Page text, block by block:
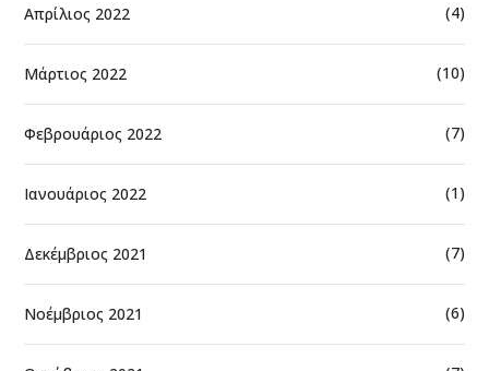
Απρίλιος 2022 (4)
Μάρτιος 2022 (10)
Φεβρουάριος 2022 (7)
Ιανουάριος 2022 (1)
Δεκέμβριος 2021 (7)
Νοέμβριος 2021 (6)